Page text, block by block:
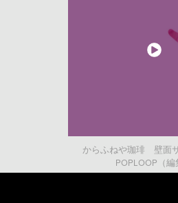
からふねや珈琲 壁面
POPLOOP（編